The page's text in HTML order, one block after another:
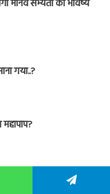
मानव सभ्यता का भविष्य
गया..?
महापाप?
तक में फंसते भारतीय